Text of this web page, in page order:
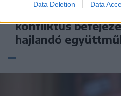
Data Deletion Data
Trump: dolgozom
konfliktus
hajlandó